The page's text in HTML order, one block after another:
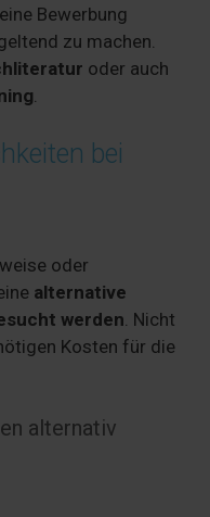
Bewerbung
zu machen.
oder auch
.
bei
oder
alternative
werden . Nicht
Kosten für die
alternativ